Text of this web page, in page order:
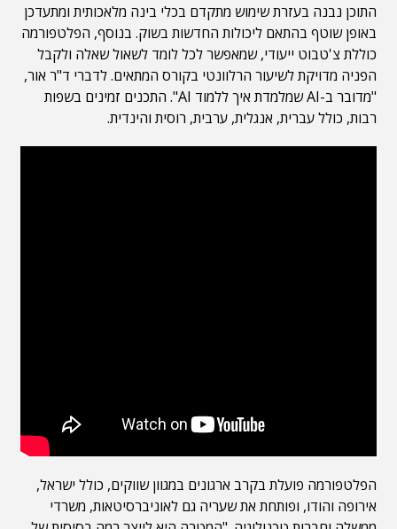
התוכן נבנה בעזרת שימוש מתקדם בכלי בינה מלאכותית ומתעדכן
באופן שוטף בהתאם ליכולות החדשות בשוק. בנוסף, הפלטפורמה
כוללת צ'טבוט ייעודי, שמאפשר לכל לומד לשאול שאלה ולקבל
הפניה מדויקת לשיעור הרלוונטי בקורס המתאים. לדברי ד"ר אור,
"מדובר ב-AI שמלמדת איך ללמוד AI". התכנים זמינים בשפות
רבות, כולל עברית, אנגלית, ערבית, רוסית והינדית.
הפלטפורמה פועלת בקרב ארגונים במגוון שווקים, כולל ישראל,
אירופה והודו, ופותחת את שעריה גם לאוניברסיטאות, משרדי